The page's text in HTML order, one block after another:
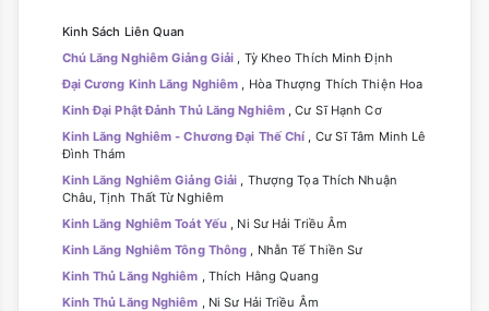
Kinh Sách Liên Quan
Chú Lăng Nghiêm Giảng Giải , Tỳ Kheo Thích Minh Định
Đại Cương Kinh Lăng Nghiêm , Hòa Thượng Thích Thiện Hoa
Kinh Đại Phật Đảnh Thủ Lăng Nghiêm , Cư Sĩ Hạnh Cơ
Kinh Lăng Nghiêm - Chương Đại Thế Chí , Cư Sĩ Tâm Minh Lê
Đình Thám
Kinh Lăng Nghiêm Giảng Giải , Thượng Tọa Thích Nhuận
Châu, Tịnh Thất Từ Nghiêm
Kinh Lăng Nghiêm Toát Yếu , Ni Sư Hải Triều Âm
Kinh Lăng Nghiêm Tông Thông , Nhẫn Tế Thiền Sư
Kinh Thủ Lăng Nghiêm , Thích Hằng Quang
Kinh Thủ Lăng Nghiêm , Ni Sư Hải Triều Âm